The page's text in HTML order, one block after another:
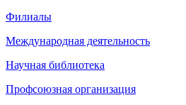
Филиалы
Международная деятельность
Научная библиотека
Профсоюзная организация